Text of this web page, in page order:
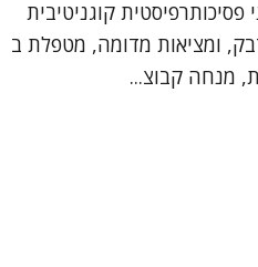
פסיכותרפיסטית קוגניטיבית
ומציאות מדומה, מטפלת ב